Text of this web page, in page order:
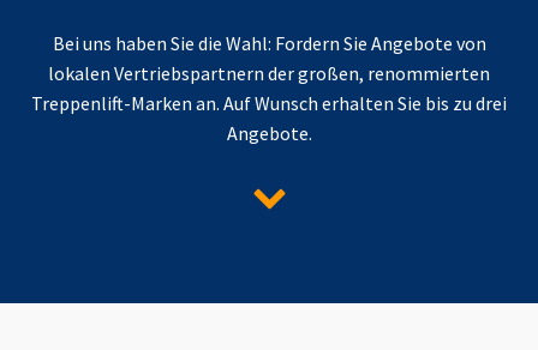
Bei uns haben Sie die Wahl: Fordern Sie Angebote von
lokalen Vertriebspartnern der großen, renommierten
Treppenlift-Marken an. Auf Wunsch erhalten Sie bis zu drei
Angebote.